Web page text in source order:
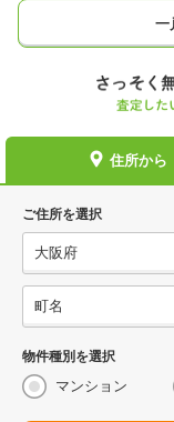
一
住所から
ご住所を選択
物件種別を選択
マンション